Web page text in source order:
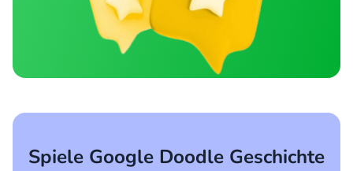
Spiele Google Doodle Geschichte